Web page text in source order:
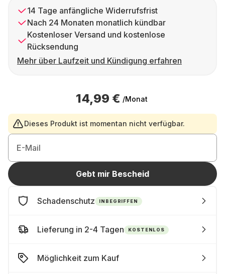
14 Tage anfängliche Widerrufsfrist
Nach 24 Monaten monatlich kündbar
Kostenloser Versand und kostenlose
Rücksendung
Mehr über Laufzeit und Kündigung erfahren
14,99 € /Monat
Dieses Produkt ist momentan nicht verfügbar.
E-Mail
Gebt mir Bescheid
Schadenschutz INBEGRIFFEN
Lieferung in 2-4 Tagen KOSTENLOS
Möglichkeit zum Kauf